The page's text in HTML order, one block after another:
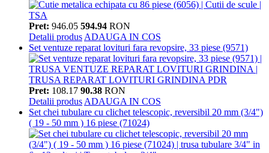
Pret: 946.05 594.94 RON
Detalii produs ADAUGA IN COS
Set ventuze reparat lovituri fara revopsire, 33 piese (9571)
Pret: 108.17 90.38 RON
Detalii produs ADAUGA IN COS
Set chei tubulare cu clichet telescopic, reversibil 20 mm (3/4")
( 19 - 50 mm ) 16 piese (71024)